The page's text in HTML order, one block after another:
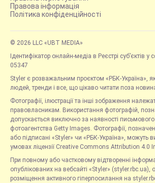
Правова інформація
Політика конфіденційності
© 2026 LLC «UBT MEDIA»
Ідентифікатор онлайн-медіа в Реєстрі суб’єктів у
05347
Styler є розважальним проєктом «РБК-Україна»,
людей, тренди і все, що цікаво читати поза
Фотографії, ілюстрації та інші зображення
правовласникам. Використання фотографій,
допускається виключно за наявності
фотоагентства Getty Images. Фотографії,
або підписані «Styler» чи «РБК-Україна», можуть
умовах ліцензії Creative Commons Attribution 4.0
При повному або частковому відтворенні
опублікованих на вебсайті «Styler»
розміщення активного гіперпосилання на